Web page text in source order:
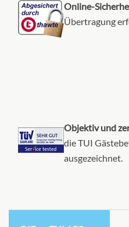
Online-
Übertragung
Objektiv und
die TUI
ausgezeichnet.